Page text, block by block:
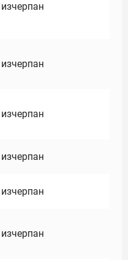
изчерпан
изчерпан
изчерпан
изчерпан
изчерпан
изчерпан